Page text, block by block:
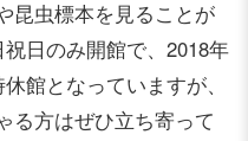
昆虫標本を見ることが
日のみ開館で、2018年
館となっていますが、
る方はぜひ立ち寄って